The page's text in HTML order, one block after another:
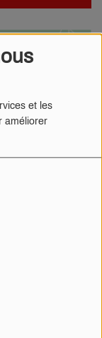
et les
améliorer
est tombée
D13.